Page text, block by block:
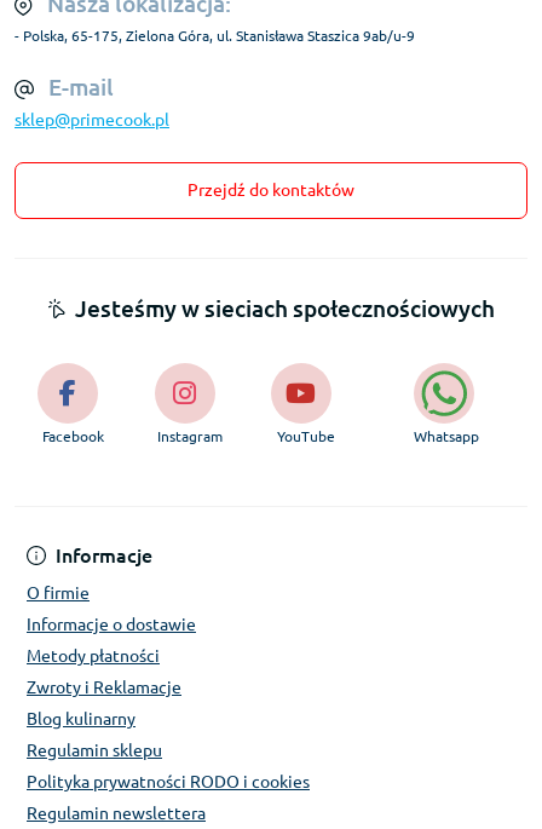
- Polska, 65-175, Zielona Góra, ul. Stanisława Staszica 9ab/u-9
E-mail
sklep@primecook.pl
Przejdź do kontaktów
Informacje
O firmie
Informacje o dostawie
Metody płatności
Zwroty i Reklamacje
Blog kulinarny
Regulamin sklepu
Polityka prywatności RODO i cookies
Regulamin newslettera
Jesteśmy w sieciach społecznościowych
Facebook Instagram YouTube Whatsapp